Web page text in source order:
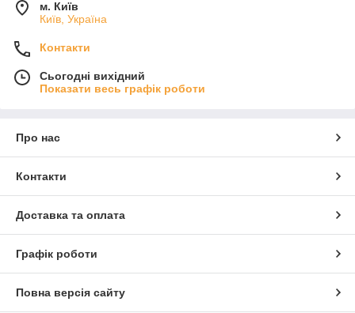
м. Київ
Київ, Україна
Контакти
Сьогодні вихідний
Показати весь графік роботи
Про нас
Контакти
Доставка та оплата
Графік роботи
Повна версія сайту